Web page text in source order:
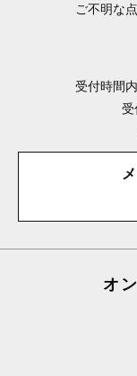
ご不明な
受付時間
オ